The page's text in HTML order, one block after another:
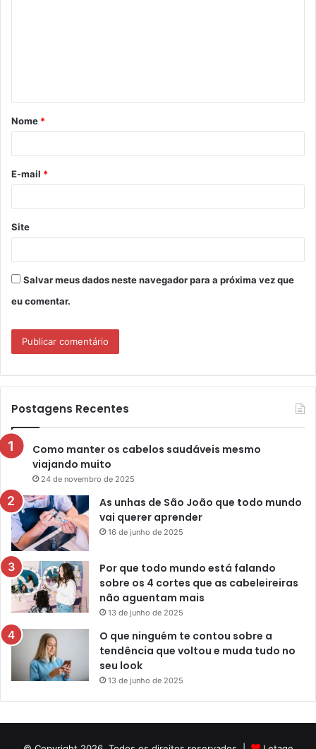
á
r
*
Nome *
E-mail *
Site
Salvar meus dados neste navegador para a próxima vez que
eu comentar.
Postagens Recentes
Como manter os cabelos saudáveis mesmo
viajando muito
24 de novembro de 2025
As unhas de São João que todo mundo
vai querer aprender
16 de junho de 2025
Por que todo mundo está falando
sobre os 4 cortes que as cabeleireiras
não aguentam mais
13 de junho de 2025
O que ninguém te contou sobre a
tendência que voltou e muda tudo no
seu look
13 de junho de 2025